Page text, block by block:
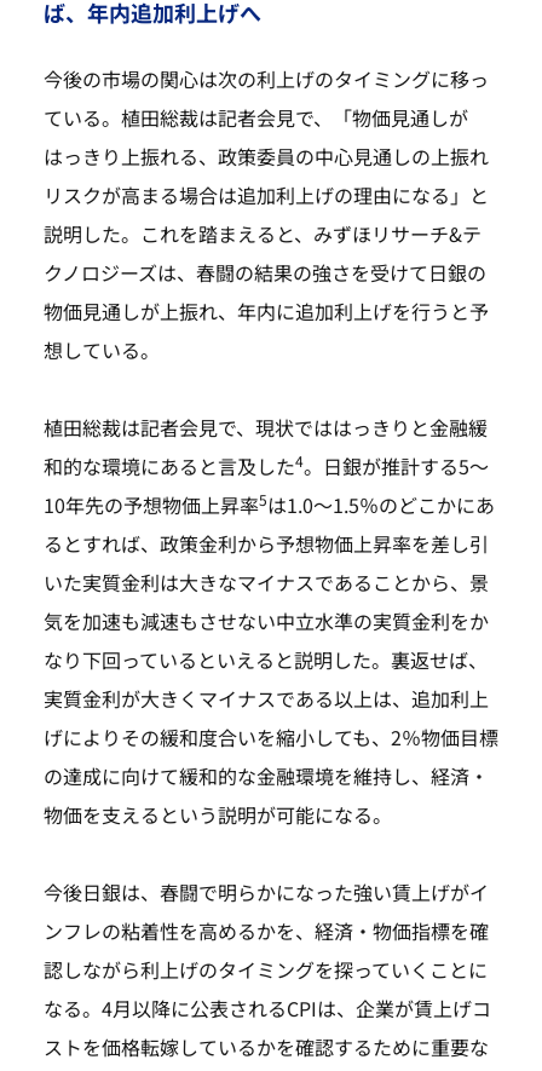
ば、年内追加利上げへ
今後の市場の関心は次の利上げのタイミングに移っ
ている。植田総裁は記者会見で、「物価見通しが
はっきり上振れる、政策委員の中心見通しの上振れ
リスクが高まる場合は追加利上げの理由になる」と
説明した。これを踏まえると、みずほリサーチ&テ
クノロジーズは、春闘の結果の強さを受けて日銀の
物価見通しが上振れ、年内に追加利上げを行うと予
想している。
植田総裁は記者会見で、現状でははっきりと金融緩
和的な環境にあると言及した4。日銀が推計する5～
10年先の予想物価上昇率5は1.0～1.5％のどこかにあ
るとすれば、政策金利から予想物価上昇率を差し引
いた実質金利は大きなマイナスであることから、景
気を加速も減速もさせない中立水準の実質金利をか
なり下回っているといえると説明した。裏返せば、
実質金利が大きくマイナスである以上は、追加利上
げによりその緩和度合いを縮小しても、2％物価目標
の達成に向けて緩和的な金融環境を維持し、経済・
物価を支えるという説明が可能になる。
今後日銀は、春闘で明らかになった強い賃上げがイ
ンフレの粘着性を高めるかを、経済・物価指標を確
認しながら利上げのタイミングを探っていくことに
なる。4月以降に公表されるCPIは、企業が賃上げコ
ストを価格転嫁しているかを確認するために重要な